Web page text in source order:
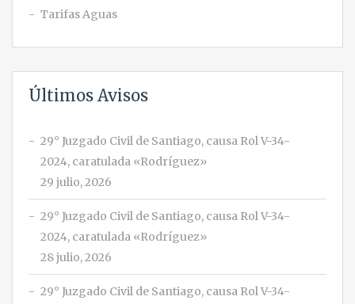
Tarifas Aguas
Últimos Avisos
29° Juzgado Civil de Santiago, causa Rol V-34-
2024, caratulada «Rodríguez»
29 julio, 2026
29° Juzgado Civil de Santiago, causa Rol V-34-
2024, caratulada «Rodríguez»
28 julio, 2026
29° Juzgado Civil de Santiago, causa Rol V-34-